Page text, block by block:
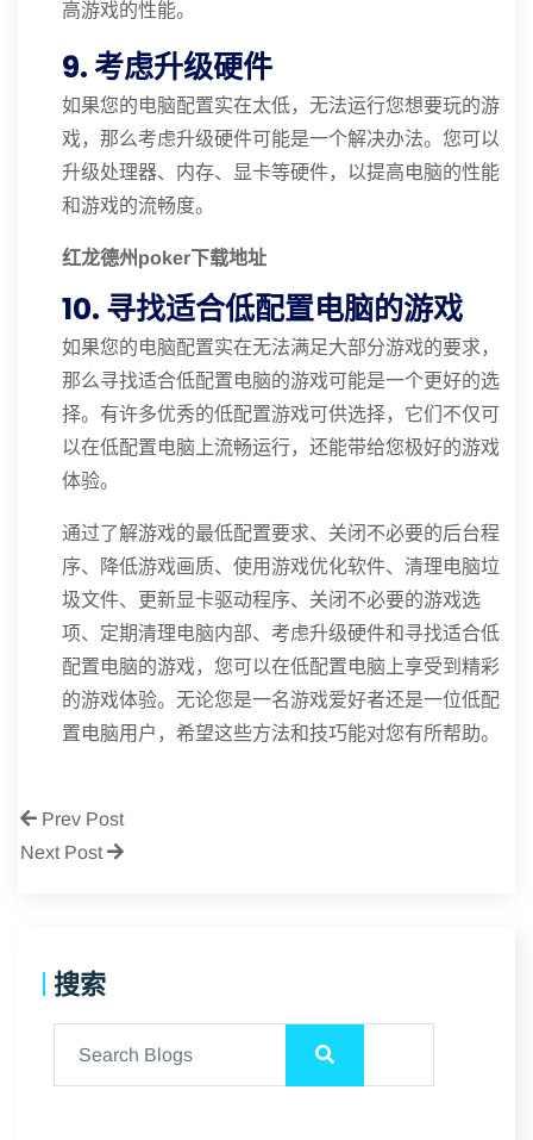
高游戏的性能。
9. 考虑升级硬件
如果您的电脑配置实在太低，无法运行您想要玩的游
戏，那么考虑升级硬件可能是一个解决办法。您可以
升级处理器、内存、显卡等硬件，以提高电脑的性能
和游戏的流畅度。
红龙德州poker下载地址
10. 寻找适合低配置电脑的游戏
如果您的电脑配置实在无法满足大部分游戏的要求，
那么寻找适合低配置电脑的游戏可能是一个更好的选
择。有许多优秀的低配置游戏可供选择，它们不仅可
以在低配置电脑上流畅运行，还能带给您极好的游戏
体验。
通过了解游戏的最低配置要求、关闭不必要的后台程
序、降低游戏画质、使用游戏优化软件、清理电脑垃
圾文件、更新显卡驱动程序、关闭不必要的游戏选
项、定期清理电脑内部、考虑升级硬件和寻找适合低
配置电脑的游戏，您可以在低配置电脑上享受到精彩
的游戏体验。无论您是一名游戏爱好者还是一位低配
置电脑用户，希望这些方法和技巧能对您有所帮助。
Prev Post
Next Post
搜索